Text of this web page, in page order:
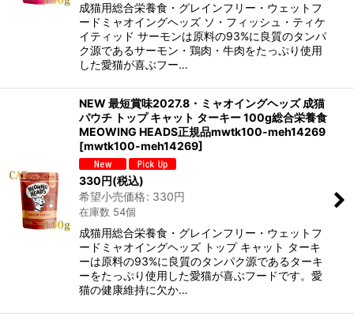
成猫用総合栄養食・グレインフリー・ウェットフ
ードミャオイングヘッズ ソ・フィッシュ・ティケ
イティッド サーモンは原料の93%に良質のタンパ
ク源であるサーモン・鶏肉・牛肉をたっぷり使用
した愛猫が喜ぶフー…
NEW 最短賞味2027.8・ミャオイングヘッズ 成猫
パウチ トップ キャット ターキー 100g総合栄養食
MEOWING HEADS正規品mwtk100-meh14269
[mwtk100-meh14269]
330円(税込)
希望小売価格: 330円
在庫数 54個
成猫用総合栄養食・グレインフリー・ウェットフ
ードミャオイングヘッズ トップ キャット ターキ
ーは原料の93%に良質のタンパク源であるターキ
ーをたっぷり使用した愛猫が喜ぶフードです。愛
猫の健康維持に欠か…